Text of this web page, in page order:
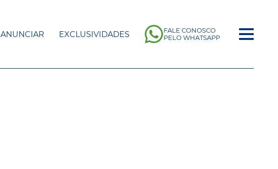
ANUNCIAR EXCLUSIVIDADES
FALE CONOSCO
PELO WHATSAPP